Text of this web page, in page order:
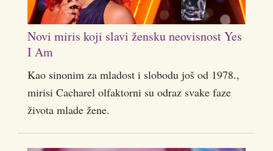
Novi miris koji slavi žensku neovisnost Yes
I Am
Kao sinonim za mladost i slobodu još od 1978.,
mirisi Cacharel olfaktorni su odraz svake faze
života mlade žene.